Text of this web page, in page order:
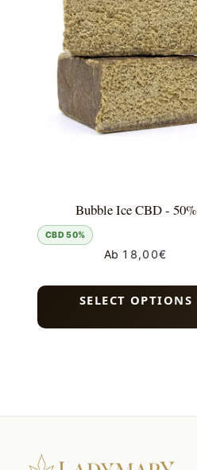
Bubble Ice CBD - 50%
CBD 50%
Ab 18,00€
SELECT OPTIONS